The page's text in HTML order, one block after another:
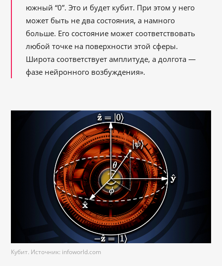
южный “0”. Это и будет кубит. При этом у него
может быть не два состояния, а намного
больше. Его состояние может соответствовать
любой точке на поверхности этой сферы.
Широта соответствует амплитуде, а долгота —
фазе нейронного возбуждения».
Кубит. Источник: infoworld.com